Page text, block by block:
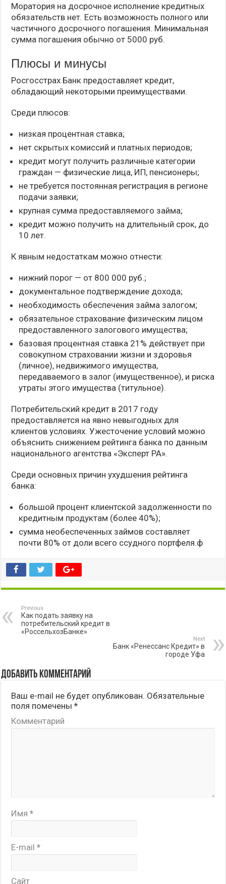
Моратория на досрочное исполнение кредитных
обязательств нет. Есть возможность полного или
частичного досрочного погашения. Минимальная
сумма погашения обычно от 5000 руб.
Плюсы и минусы
Росгосстрах Банк предоставляет кредит,
обладающий некоторыми преимуществами.
Среди плюсов:
низкая процентная ставка;
нет скрытых комиссий и платных периодов;
кредит могут получить различные категории
граждан — физические лица, ИП, пенсионеры;
не требуется постоянная регистрация в регионе
подачи заявки;
крупная сумма предоставляемого займа;
кредит можно получить на длительный срок, до
10 лет.
К явным недостаткам можно отнести:
нижний порог — от 800 000 руб.;
документальное подтверждение дохода;
необходимость обеспечения займа залогом;
обязательное страхование физическим лицом
предоставленного залогового имущества;
базовая процентная ставка 21% действует при
совокупном страховании жизни и здоровья
(личное), недвижимого имущества,
передаваемого в залог (имущественное), и риска
утраты этого имущества (титульное).
Потребительский кредит в 2017 году
предоставляется на явно невыгодных для
клиентов условиях. Ужесточение условий можно
объяснить снижением рейтинга банка по данным
национального агентства «Эксперт РА».
Среди основных причин ухудшения рейтинга
банка:
большой процент клиентской задолженности по
кредитным продуктам (более 40%);
сумма необеспеченных займов составляет
почти 80% от доли всего ссудного портфеля.ф
Previous
Как подать заявку на
потребительский кредит в
«РоссельхозБанке»
Next
Банк «Ренессанс Кредит» в
городе Уфа
Добавить комментарий
Ваш e-mail не будет опубликован. Обязательные
поля помечены*
Комментарий
Имя*
E-mail*
Сайт